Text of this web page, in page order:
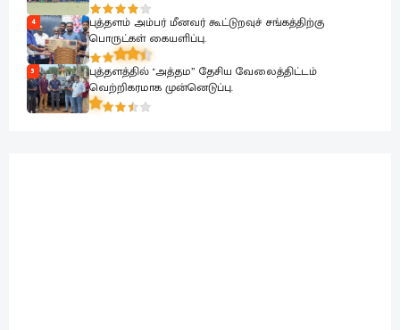
4
புத்தளம் அம்பர் மீனவர் கூட்டுறவுச் சங்கத்திற்கு
பொருட்கள் கையளிப்பு.
5
புத்தளத்தில் "அத்தம” தேசிய வேலைத்திட்டம்
வெற்றிகரமாக முன்னெடுப்பு.